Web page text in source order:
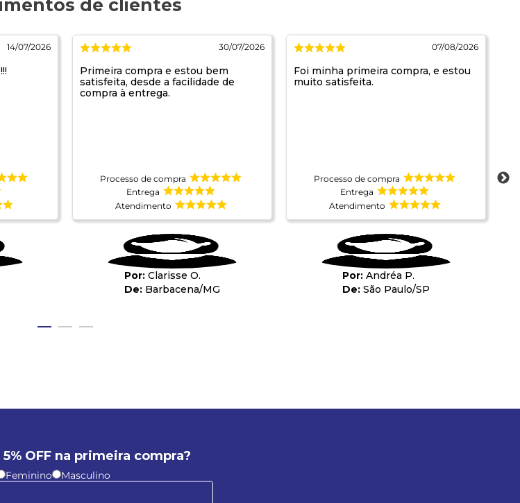
14/07/2026 30/07/2026
Primeira compra e estou bem
satisfeita, desde a facilidade de
compra à entrega.
Processo de compra
Entrega
Atendimento
Clarisse O.
Barbacena/MG
07/08/2026
Foi minha primeira compra, e estou
muito satisfeita.
Processo de compra
Entrega
Atendimento
Andréa P.
São Paulo/SP
OFF na primeira compra?
Feminino Masculino